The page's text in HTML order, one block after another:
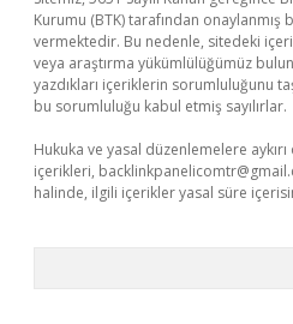
Kurumu (BTK) tarafından onaylanmış
vermektedir. Bu nedenle, sitedeki
veya araştırma yükümlülüğümüz
yazdıkları içeriklerin sorumluluğunu
bu sorumluluğu kabul etmiş sayılırlar.
Hukuka ve yasal düzenlemelere
içerikleri,
halinde, ilgili içerikler yasal süre